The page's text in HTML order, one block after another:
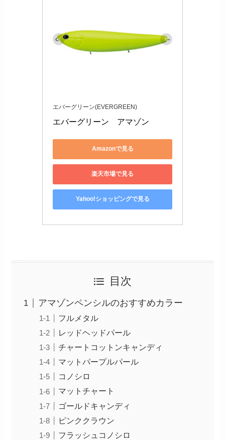
エバーグリーン(EVERGREEN)
エバーグリーン　アマゾン
Amazonで見る
楽天市場で見る
Yahoo!ショッピングで見る
目次
アマゾンペンシルのおすすめカラー
フルメタル
レッドヘッドパール
チャートコットンキャンディ
マットパープルパール
コノシロ
マットチャート
ゴールドキャンディ
ピンククラウン
フラッシュコノシロ